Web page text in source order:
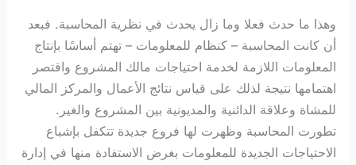
وهذا ما حدث فعلا وما زال يحدث في نظرية المحاسبة. فبعد
أن كانت المحاسبة – كنظام للمعلومات – تهتم أساسًا بإنتاج
المعلومات اللازمة لخدمة احتياجات مالك المشروع واقتصر
اهتمامها نتيجة لذلك على قياس نتائج الأعمال والمركز المالي
للمشاة وعلاقة الدائنية والمديونية بين المشروع والغير.
تطورت المحاسبة وظهرت لها فروع جديدة تتكفل بإشباع
الاحتياجات الجديدة للمعلومات بغرض الاستفادة منها في إدارة